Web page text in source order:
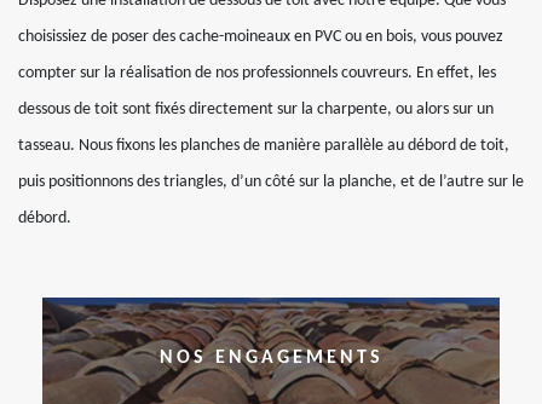
choisissiez de poser des cache-moineaux en PVC ou en bois, vous pouvez
compter sur la réalisation de nos professionnels couvreurs. En effet, les
dessous de toit sont fixés directement sur la charpente, ou alors sur un
tasseau. Nous fixons les planches de manière parallèle au débord de toit,
puis positionnons des triangles, d’un côté sur la planche, et de l’autre sur le
débord.
NOS ENGAGEMENTS